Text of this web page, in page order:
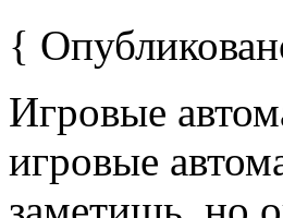
{
Игровые
игровые